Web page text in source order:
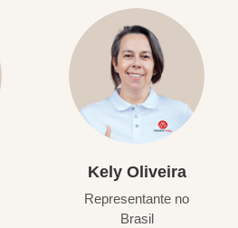
Kely Oliveira
Representante no
Brasil